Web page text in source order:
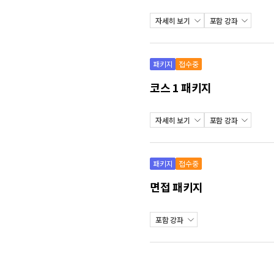
자세히 보기 포함 강좌
패키지 접수중
코스 1 패키지
자세히 보기 포함 강좌
패키지 접수중
면접 패키지
포함 강좌